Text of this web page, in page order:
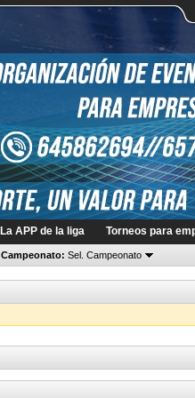
La APP de la liga Torneos para
Campeonato: Sel. Campeonato